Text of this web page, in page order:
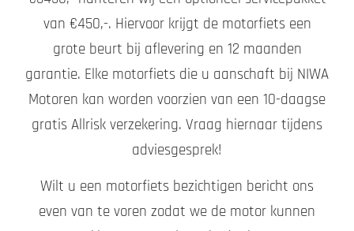
van €450,-. Hiervoor krijgt de motorfiets een
grote beurt bij aflevering en 12 maanden
garantie. Elke motorfiets die u aanschaft bij NIWA
Motoren kan worden voorzien van een 10-daagse
gratis Allrisk verzekering. Vraag hiernaar tijdens
adviesgesprek!
Wilt u een motorfiets bezichtigen bericht ons
even van te voren zodat we de motor kunnen